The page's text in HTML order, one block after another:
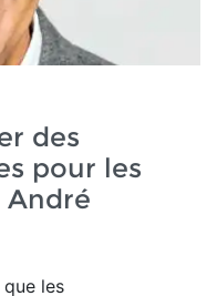
des
pour les
André
que les